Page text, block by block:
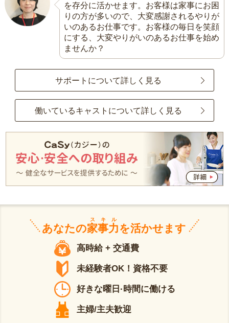
を存分に活かせます。お客様は家事にお困
りの方が多いので、大変感謝されるやりが
いのあるお仕事です。お客様の毎日を笑顔
にする、大変やりがいのあるお仕事を始め
ませんか？
サポートについて詳しく見る
働いているキャストについて詳しく見る
あなたの家事力
スキル
を活かせます
高時給 + 交通費
未経験者OK！資格不要
好きな曜日·時間に働ける
主婦/主夫歓迎